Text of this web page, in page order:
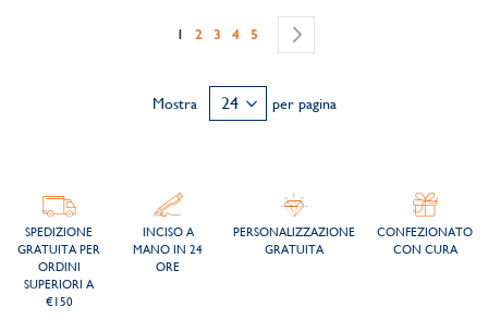
Pagina
Attualmente stai leggendo la pagina
1 Pagina
2 Pagina
3 Pagina
4 Pagina
5
Mostra per pagina
SPEDIZIONE
GRATUITA PER
ORDINI
SUPERIORI A
€150
INCISO A
MANO IN 24
ORE
PERSONALIZZAZIONE
GRATUITA
CONFEZIONATO
CON CURA